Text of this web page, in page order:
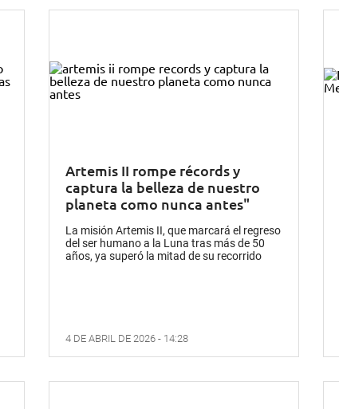
Artemis II rompe récords y
captura la belleza de nuestro
planeta como nunca antes"
La misión Artemis II, que marcará el regreso
del ser humano a la Luna tras más de 50
años, ya superó la mitad de su recorrido
4 DE ABRIL DE 2026 - 14:28